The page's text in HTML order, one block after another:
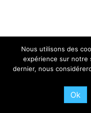
Nous utilisons des
expérience sur notre
dernier, nous
Ok